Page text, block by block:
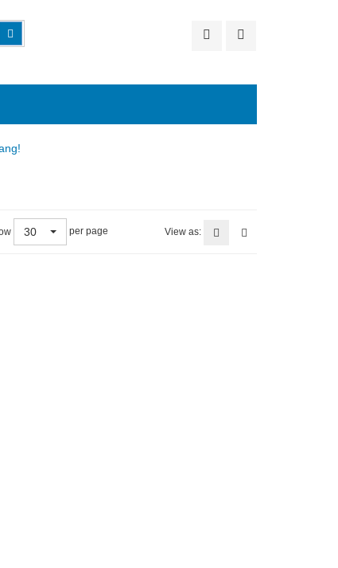
Suchen
30 per page View as: